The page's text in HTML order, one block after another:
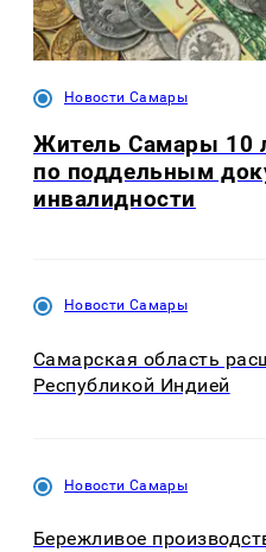
Новости Самары
Житель Самары 10
по поддельным
инвалидности
Новости Самары
Самарская область
Республикой Индией
Новости Самары
Бережливое